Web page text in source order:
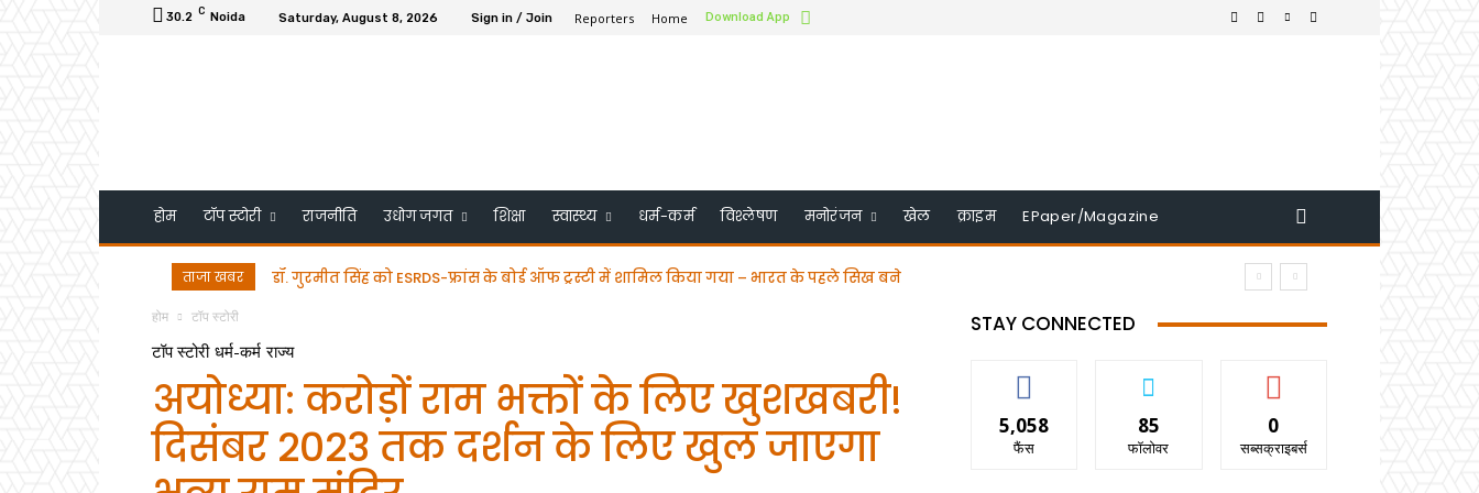
30.2 C Noida Saturday, August 8, 2026 Sign in / Join Reporters Home Download App
होम टॉप स्टोरी राजनीति उधोग जगत शिक्षा स्वास्थ्य धर्म-कर्म विश्लेषण मनोरंजन खेल क्राइम EPaper/Magazine
ताजा खबर डॉ. गुरमीत सिंह को ESRDS-फ्रांस के बोर्ड ऑफ ट्रस्टी में शामिल किया गया – भारत के पहले सिख बने
होम टॉप स्टोरी
टॉप स्टोरी धर्म-कर्म राज्य
अयोध्या: करोड़ों राम भक्तों के लिए खुशखबरी!
दिसंबर 2023 तक दर्शन के लिए खुल जाएगा
STAY CONNECTED
5,058
फैंस
85
फॉलोवर
0
सब्सक्राइबर्स